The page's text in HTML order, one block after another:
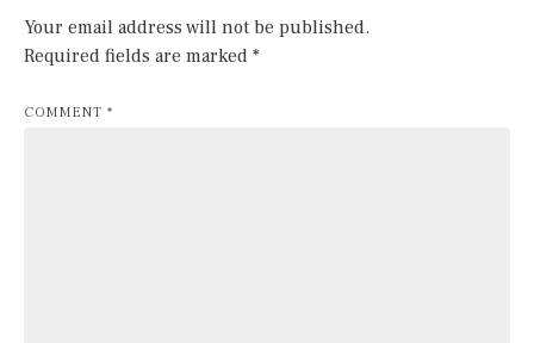
Your email address will not be published.
Required fields are marked *
COMMENT *